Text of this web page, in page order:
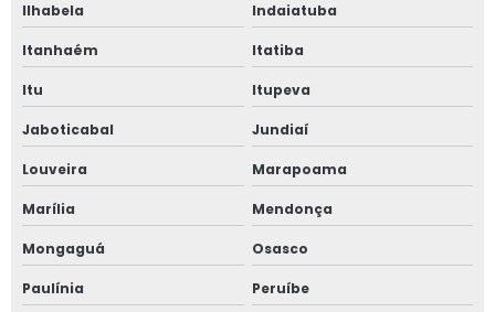
Laudo de inspeção predial valor
Laudo de vistoria cautelar de vizinhança
Laudo de vistoria de obra
Laudo de vistoria de vizinhança
Laudo de vizinhança
Laudo de vizinhança preço
Laudo impacto de vizinhança
Laudo pericial avaliação de imóvel
Ilhabela Indaiatuba
Itanhaém Itatiba
Itu Itupeva
Jaboticabal Jundiaí
Louveira Marapoama
Marília Mendonça
Mongaguá Osasco
Paulínia Peruíbe